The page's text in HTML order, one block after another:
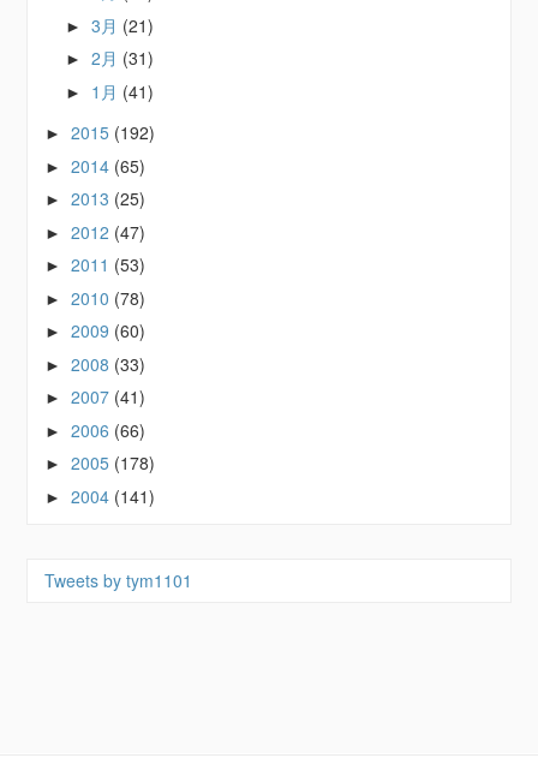
►3月 (21)
►2月 (31)
► 1月 (41)
►2015 (192)
►2014 (65)
►2013 (25)
►2012 (47)
►2011 (53)
►2010 (78)
►2009 (60)
►2008 (33)
►2007 (41)
►2006 (66)
►2005 (178)
►2004 (141)
Tweets by tym1101